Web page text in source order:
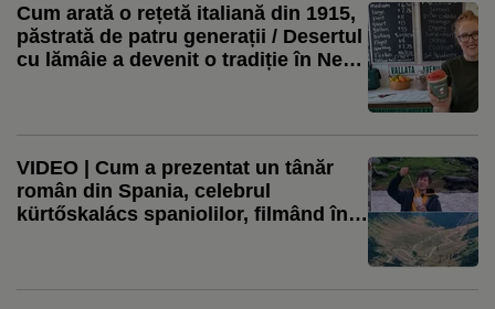
Cum arată o rețetă italiană din 1915,
păstrată de patru generații / Desertul
cu lămâie a devenit o tradiție în New
VIDEO | Cum a prezentat un tânăr
român din Spania, celebrul
kürtőskalács spaniolilor, filmând în